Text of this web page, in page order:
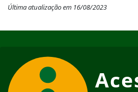
Última atualização em 16/08/2023